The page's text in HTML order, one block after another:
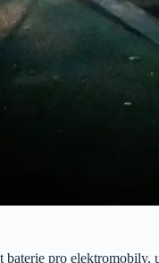
pro elektromobily,